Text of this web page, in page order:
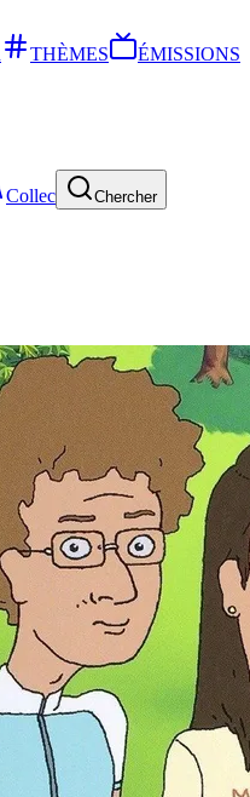
THÈMES
ÉMISSIONS
Collec Chercher